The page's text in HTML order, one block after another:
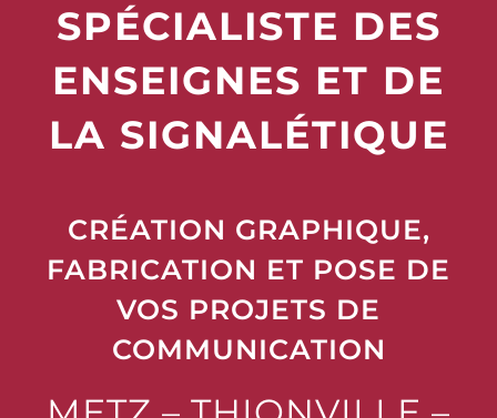
IMPRIMERIE
RÉALISATIONS
SPÉCIALISTE DES
ENSEIGNES ET DE
LA SIGNALÉTIQUE
CRÉATION GRAPHIQUE,
FABRICATION ET POSE DE
VOS PROJETS DE
COMMUNICATION